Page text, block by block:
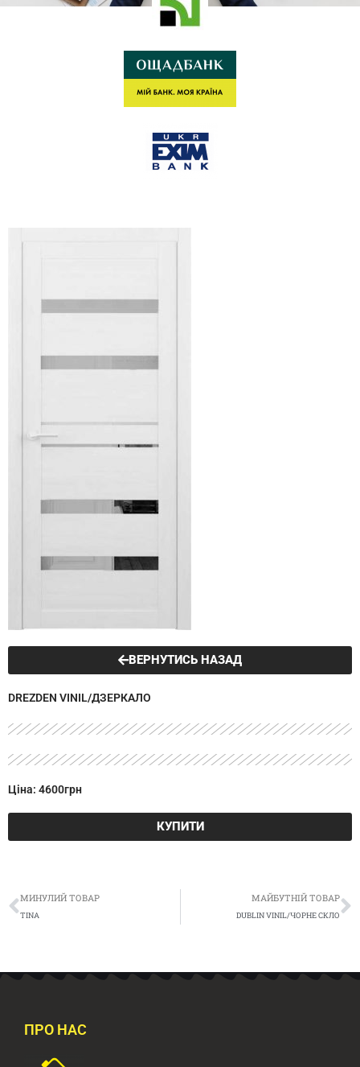
ВЕРНУТИСЬ НАЗАД
DREZDEN VINIL/ДЗЕРКАЛО
Ціна: 4600грн
КУПИТИ
Попер
МИНУЛИЙ ТОВАР
TINA
МАЙБУТНІЙ ТОВАР
DUBLIN VINIL/ЧОРНЕ СКЛО
ПРО НАС